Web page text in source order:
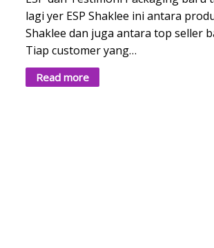
lagi yer ESP Shaklee ini antara
Shaklee dan juga antara top seller
Tiap customer yang…
Read more